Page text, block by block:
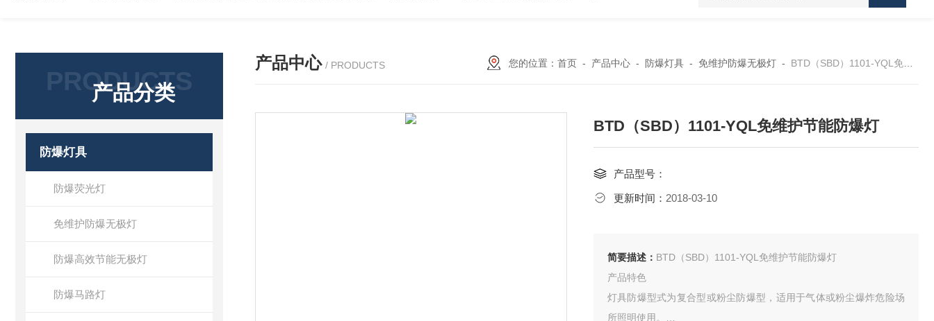
PRODUCTS
产品分类
防爆灯具
防爆荧光灯
免维护防爆无极灯
防爆高效节能无极灯
防爆马路灯
产品中心 / PRODUCTS 您的位置： 首页- 产品中心- 防爆灯具- 免维护防爆无极灯- BTD（SBD）1101-YQL免维护节能防爆灯
BTD（SBD）1101-YQL免维护节能防爆灯
产品型号：
更新时间： 2018-03-10
简要描述： BTD（SBD）1101-YQL免维护节能防爆灯
产品特色
灯具防爆型式为复合型或粉尘防爆型，适用于气体或粉尘爆炸危险场
所照明使用。